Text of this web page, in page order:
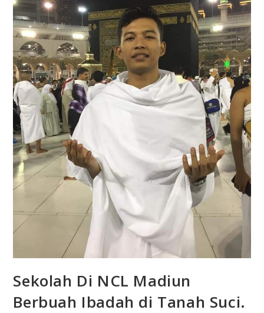
Sekolah Di NCL Madiun
Berbuah Ibadah di Tanah Suci.